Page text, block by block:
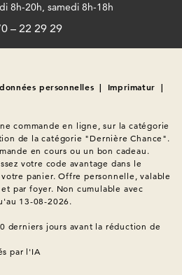
8h-20h, samedi 8h-18h
– 22 29 29
personnelles | Imprimatur |
commande en ligne, sur la catégorie
de la catégorie "Dernière Chance".
en cours ou un bon cadeau.
votre code avantage dans le
panier. Offre personnelle, valable
par foyer. Non cumulable avec
13-08-2026.
derniers jours avant la réduction de
par l'IA